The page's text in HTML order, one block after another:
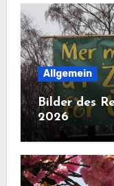
Allgemein
Bilder des
2026